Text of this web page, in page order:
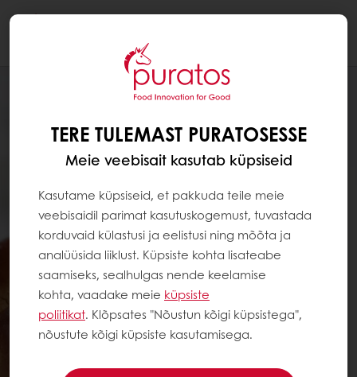
TERE TULEMAST PURATOSESSE
Meie veebisait kasutab küpsiseid
Kasutame küpsiseid, et pakkuda teile meie
veebisaidil parimat kasutuskogemust, tuvastada
korduvaid külastusi ja eelistusi ning mõõta ja
analüüsida liiklust. Küpsiste kohta lisateabe
saamiseks, sealhulgas nende keelamise
kohta, vaadake meie küpsiste
poliitikat. Klõpsates "Nõustun kõigi küpsistega",
nõustute kõigi küpsiste kasutamisega.